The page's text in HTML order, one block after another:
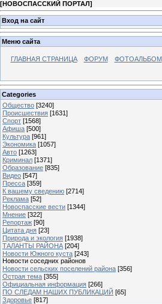
[НОВОСПАССКИЙ ПОРТАЛ]
Вход на сайт
Меню сайта
ГЛАВНАЯ СТРАНИЦА ФОРУМ ФОТОАЛЬБОМ
Categories
Общество [3240]
Происшествия [1631]
Спорт [1568]
Афиша [500]
Культура [961]
Экономика [1057]
Авто [1263]
Криминал [1371]
Образование [835]
Видео [547]
Пресса [359]
К вашему сведению [2714]
Реклама [52]
Новоспасские вести [1344]
Мнение [322]
Репортаж [90]
Цитата дня [23]
Природа и экология [1938]
ТАЛАНТЫ РАЙОНА [204]
Новости Южного куста [243]
Новости соседних районов
Новости сельских поселений района [356]
Острая тема [355]
Официальная информация [266]
ПО СЛЕДАМ НАШИХ ПУБЛИКАЦИЙ [65]
Здоровье [817]